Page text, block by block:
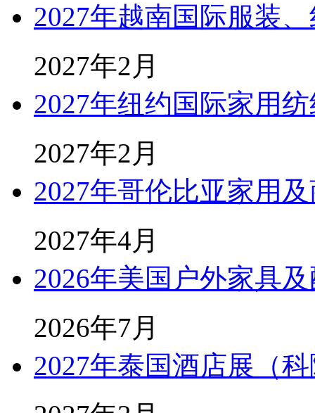
2027年越南国际服装
2027年2月
2027年纽约国际家用
2027年2月
2027年哥伦比亚家用
2027年4月
2026年美国户外家具
2026年7月
2027年泰国酒店展（